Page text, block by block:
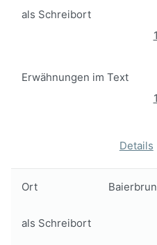
als Schreibort
1
Erwähnungen im Text
1
Details
Ort
als Schreibort